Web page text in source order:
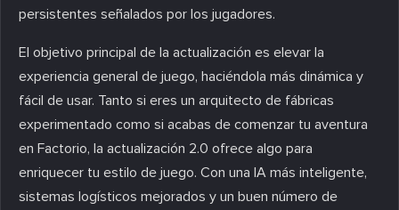
persistentes señalados por los jugadores.
El objetivo principal de la actualización es elevar la
experiencia general de juego, haciéndola más dinámica y
fácil de usar. Tanto si eres un arquitecto de fábricas
experimentado como si acabas de comenzar tu aventura
en Factorio, la actualización 2.0 ofrece algo para
enriquecer tu estilo de juego. Con una IA más inteligente,
sistemas logísticos mejorados y un buen número de